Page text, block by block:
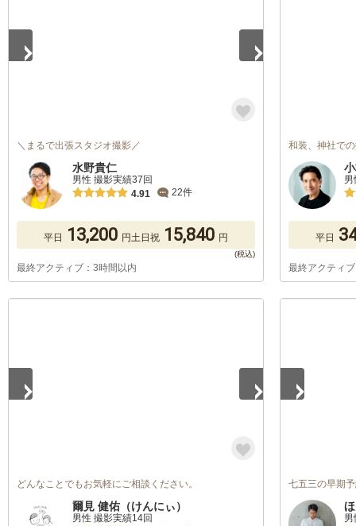
＼まるで出張スタジオ撮影／
水野貴仁
男性 撮影実績37回
4.91
22件
平日 13,200 円土日祝 15,840 円
最終アクティブ：3時間以内
和装、神社で
男
平日
最終アクティ
どんなことでもお気軽にご相談ください。
爾見 健佑（けんにぃ）
男性 撮影実績14回
七五三の早期